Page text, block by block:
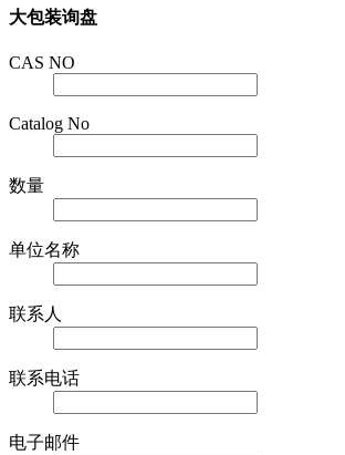
大包装询盘
CAS NO
Catalog No
数量
单位名称
联系人
联系电话
电子邮件